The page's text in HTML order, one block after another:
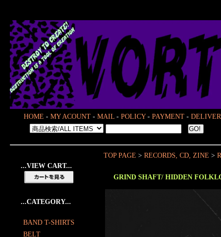
HOME - MY ACOUNT - MAIL - POLICY- PAYMENT -
...VIEW CART...
...CATEGORY...
BAND T-SHIRTS
BELT
TOP PAGE > RECORDS, CD, ZINE >
GRIND SHAFT/ HIDDEN